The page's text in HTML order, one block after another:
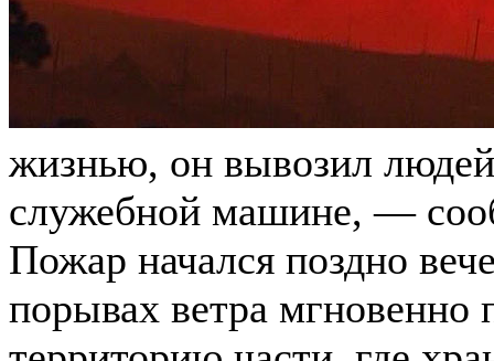
жизнью, он вывозил
служебной машине, —
Пожар начался поздно
порывах ветра мгновенно